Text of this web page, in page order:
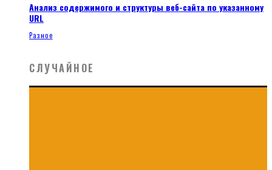
Анализ содержимого и структуры веб-сайта по указанному
URL
Разное
СЛУЧАЙНОЕ